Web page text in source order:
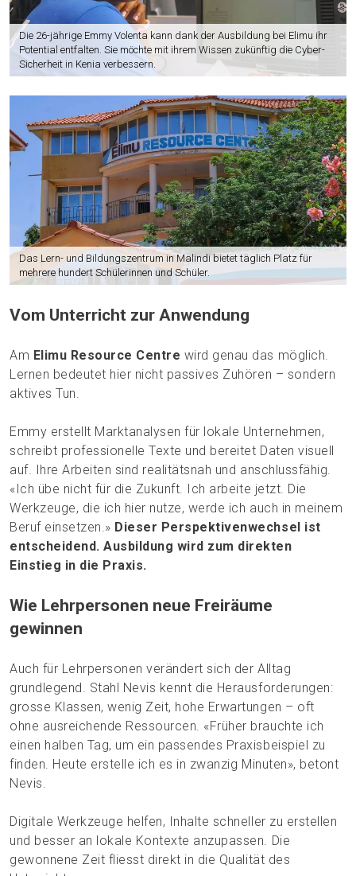
Die 26-jährige Emmy Volenta kann dank der Ausbildung bei Elimu ihr
Potential entfalten. Sie möchte mit ihrem Wissen zukünftig die Cyber-
Sicherheit in Kenia verbessern.
Das Lern- und Bildungszentrum in Malindi bietet täglich Platz für
mehrere hundert Schülerinnen und Schüler.
Vom Unterricht zur Anwendung
Am Elimu Resource Centre wird genau das möglich.
Lernen bedeutet hier nicht passives Zuhören – sondern
aktives Tun.
Emmy erstellt Marktanalysen für lokale Unternehmen,
schreibt professionelle Texte und bereitet Daten visuell
auf. Ihre Arbeiten sind realitätsnah und anschlussfähig.
«Ich übe nicht für die Zukunft. Ich arbeite jetzt. Die
Werkzeuge, die ich hier nutze, werde ich auch in meinem
Beruf einsetzen.» Dieser Perspektivenwechsel ist
entscheidend. Ausbildung wird zum direkten
Einstieg in die Praxis.
Wie Lehrpersonen neue Freiräume
gewinnen
Auch für Lehrpersonen verändert sich der Alltag
grundlegend. Stahl Nevis kennt die Herausforderungen:
grosse Klassen, wenig Zeit, hohe Erwartungen – oft
ohne ausreichende Ressourcen. «Früher brauchte ich
einen halben Tag, um ein passendes Praxisbeispiel zu
finden. Heute erstelle ich es in zwanzig Minuten», betont
Nevis.
Digitale Werkzeuge helfen, Inhalte schneller zu erstellen
und besser an lokale Kontexte anzupassen. Die
gewonnene Zeit fliesst direkt in die Qualität des